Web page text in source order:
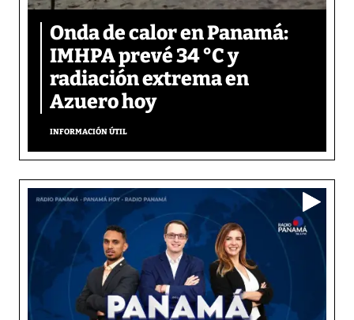
Onda de calor en Panamá:
IMHPA prevé 34 °C y
radiación extrema en
Azuero hoy
INFORMACIÓN ÚTIL